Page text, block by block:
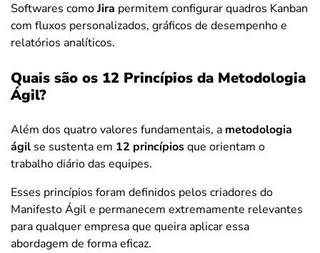
Softwares comoJira permitem configurar quadros Kanban
com fluxos personalizados, gráficos de desempenho e
relatórios analíticos.
Quais são os 12 Princípios da Metodologia
Ágil?
Além dos quatro valores fundamentais, a metodologia
ágil se sustenta em 12 princípiosque orientam o
trabalho diário das equipes.
Esses princípios foram definidos pelos criadores do
Manifesto Ágil e permanecem extremamente relevantes
para qualquer empresa que queira aplicar essa
abordagem de forma eficaz.